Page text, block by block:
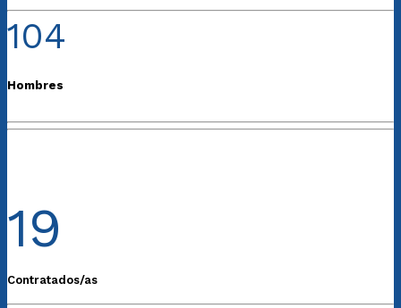
104
Hombres
19
Contratados/as